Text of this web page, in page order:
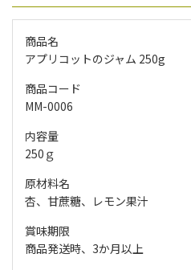
商品名
アプリコットのジャム 250g
商品コード
MM-0006
内容量
250ｇ
原材料名
杏、甘蔗糖、レモン果汁
賞味期限
商品発送時、3か月以上